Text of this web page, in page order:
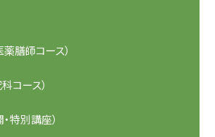
膳師コース）
コース）
特別講座）